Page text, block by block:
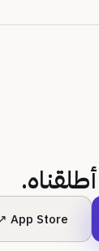
App Store ↗